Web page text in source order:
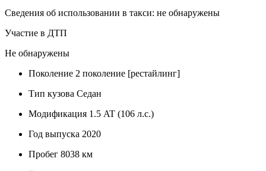
Сведения об использовании в такси: не обнаружены
Участие в ДТП
Не обнаружены
Поколение 2 поколение [рестайлинг]
Тип кузова Седан
Модификация 1.5 AT (106 л.с.)
Год выпуска 2020
Пробег 8038 км